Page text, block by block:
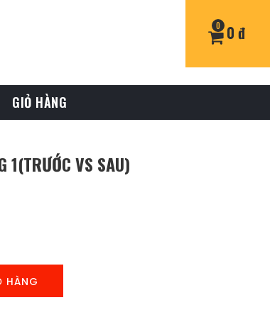
0 0 đ
GIỎ HÀNG
1(TRƯỚC VS SAU)
HÀNG